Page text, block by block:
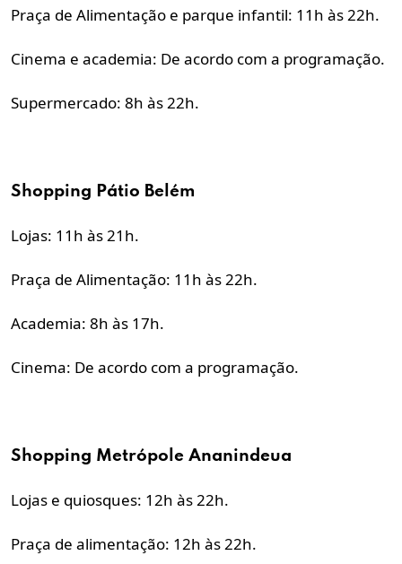
Praça de Alimentação e parque infantil: 11h às 22h.
Cinema e academia: De acordo com a programação.
Supermercado: 8h às 22h.
Shopping Pátio Belém
Lojas: 11h às 21h.
Praça de Alimentação: 11h às 22h.
Academia: 8h às 17h.
Cinema: De acordo com a programação.
Shopping Metrópole Ananindeua
Lojas e quiosques: 12h às 22h.
Praça de alimentação: 12h às 22h.